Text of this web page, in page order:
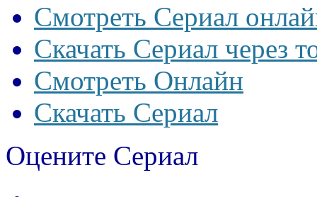
Смотреть Сериал
Скачать Сериал через
Смотреть Онлайн
Скачать Сериал
Оцените Сериал